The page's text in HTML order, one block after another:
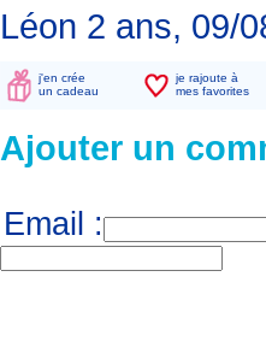
Léon 2 ans, 09/
j'en crée
un cadeau
je rajoute à
mes favorites
Ajouter un
Email :